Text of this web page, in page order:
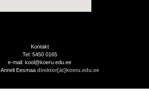
Kontakt
Tel: 5450 0165
e-mail: kool@koeru.edu.ee
Eesmaa direktor[ät]koeru.edu.ee